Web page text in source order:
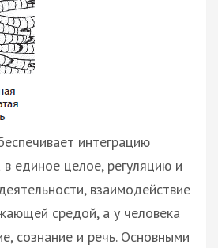
интеграцию
в единое целое, регуляцию и
взаимодействие
средой, а у человека
сознание и речь. Основными